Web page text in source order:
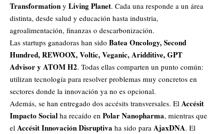
Transformation y Living Planet. Cada una responde a un área
distinta, desde salud y educación hasta industria,
agroalimentación, finanzas o descarbonización.
Las startups ganadoras han sido Batea Oncology, Second
Hundred, REWOOX, Voltic, Veganic, Aridditive, GPT
Advisor y ATOM H2. Todas ellas comparten un punto común:
utilizan tecnología para resolver problemas muy concretos en
sectores donde la innovación ya no es opcional.
Además, se han entregado dos accésits transversales. El Accésit
Impacto Social ha recaído en Polar Nanopharma, mientras que
el Accésit Innovación Disruptiva ha sido para AjaxDNA. El